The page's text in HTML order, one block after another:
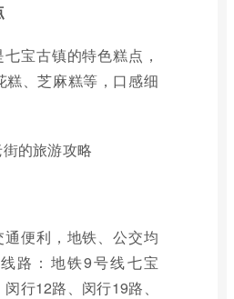
宝古镇的特色糕点，
糕、芝麻糕等，口感细
的旅游攻略
便利，地铁、公交均
路：地铁9号线七宝
行12路、闵行19路、